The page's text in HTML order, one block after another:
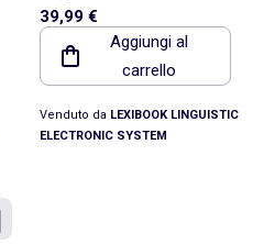
Microfono con effetti sonori
e luminosi
39,99 €
Aggiungi al
carrello
Venduto da LEXIBOOK LINGUISTIC
ELECTRONIC SYSTEM